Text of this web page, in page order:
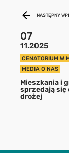
Więcej
NASTĘPNY
07
11.2025
CENATORIUM W
MEDIA O NAS
Mieszkania i
sprzedają się
drożej